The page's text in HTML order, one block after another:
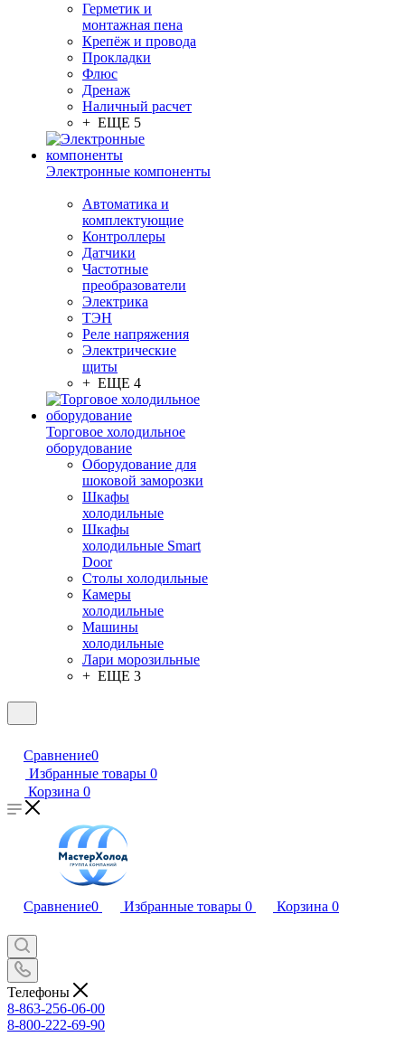
Герметик и
монтажная пена
Крепёж и провода
Прокладки
Флюс
Дренаж
Наличный расчет
+ ЕЩЕ 5
Электронные компоненты
Автоматика и
комплектующие
Контроллеры
Датчики
Частотные
преобразователи
Электрика
ТЭН
Реле напряжения
Электрические
щиты
+ ЕЩЕ 4
Торговое холодильное
оборудование
Оборудование для
шоковой заморозки
Шкафы
холодильные
Шкафы
холодильные Smart
Door
Столы холодильные
Камеры
холодильные
Машины
холодильные
Лари морозильные
+ ЕЩЕ 3
Сравнение0
Избранные товары 0
Корзина 0
Сравнение0 Избранные товары 0 Корзина 0
Телефоны
8-863-256-06-00
8-800-222-69-90